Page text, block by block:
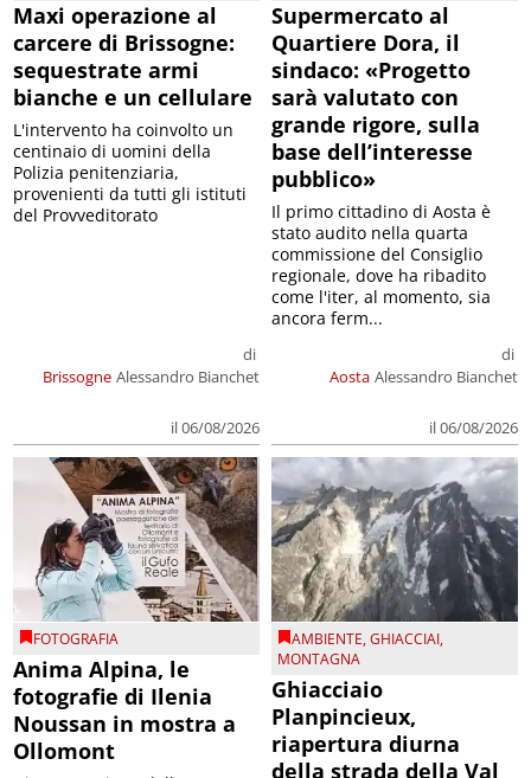
Maxi operazione al
carcere di Brissogne:
sequestrate armi
bianche e un cellulare
Brissogne
di
Alessandro Bianchet
il 06/08/2026
L'intervento ha coinvolto un
centinaio di uomini della
Polizia penitenziaria,
provenienti da tutti gli istituti
del Provveditorato
Supermercato al
Quartiere Dora, il
sindaco: «Progetto
sarà valutato con
grande rigore, sulla
base dell’interesse
pubblico»
Aosta
di
Alessandro Bianchet
il 06/08/2026
Il primo cittadino di Aosta è
stato audito nella quarta
commissione del Consiglio
regionale, dove ha ribadito
come l'iter, al momento, sia
ancora ferm...
FOTOGRAFIA
Anima Alpina, le
fotografie di Ilenia
Noussan in mostra a
Ollomont
AMBIENTE,GHIACCIAI,
MONTAGNA
Ghiacciaio
Planpincieux,
riapertura diurna
della strada della Val